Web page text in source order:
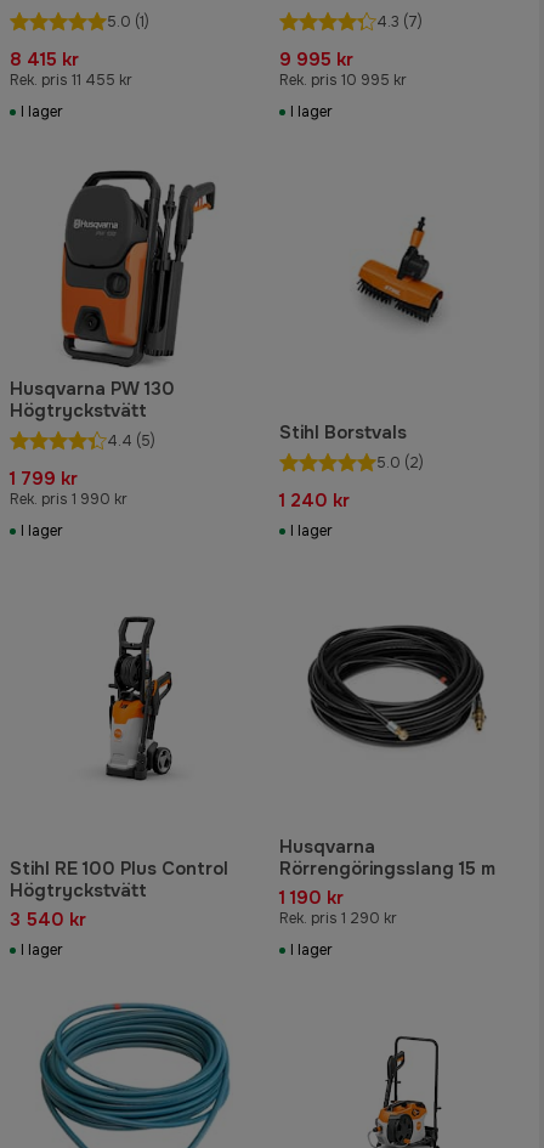
5.0 (1)
8 415 kr
Rek. pris 11 455 kr
I lager
4.3 (7)
9 995 kr
Rek. pris 10 995 kr
I lager
Husqvarna PW 130
Högtryckstvätt
4.4 (5)
1 799 kr
Rek. pris 1 990 kr
I lager
Stihl Borstvals
5.0 (2)
1 240 kr
I lager
Stihl RE 100 Plus Control
Högtryckstvätt
3 540 kr
I lager
Husqvarna
Rörrengöringsslang 15 m
1 190 kr
Rek. pris 1 290 kr
I lager